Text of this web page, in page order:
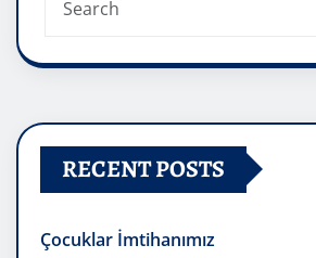
RECENT POSTS
Çocuklar İmtihanımız